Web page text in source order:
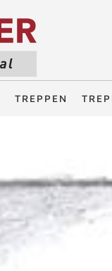
TREPPEN